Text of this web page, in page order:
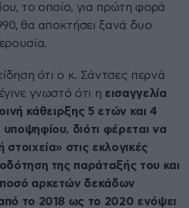
το οποίο, για πρώτη φορά
θα αποκτήσει ξανά δυο
ότι ο κ. Σάντσες περνά
γνωστό ότι η εισαγγελία
κάθειρξης 5 ετών και 4
διότι φέρεται να
στις εκλογικές
της παράταξής του και
αρκετών δεκάδων
το 2018 ως το 2020 ενόψει